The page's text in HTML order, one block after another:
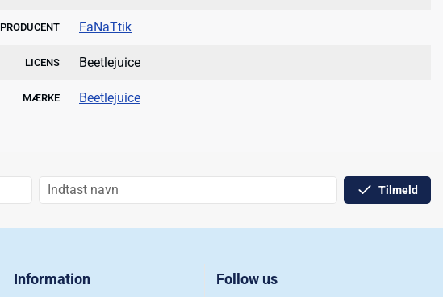
PRODUCENT FaNaTtik
LICENS Beetlejuice
MÆRKE Beetlejuice
Tilmeld
Information Follow us